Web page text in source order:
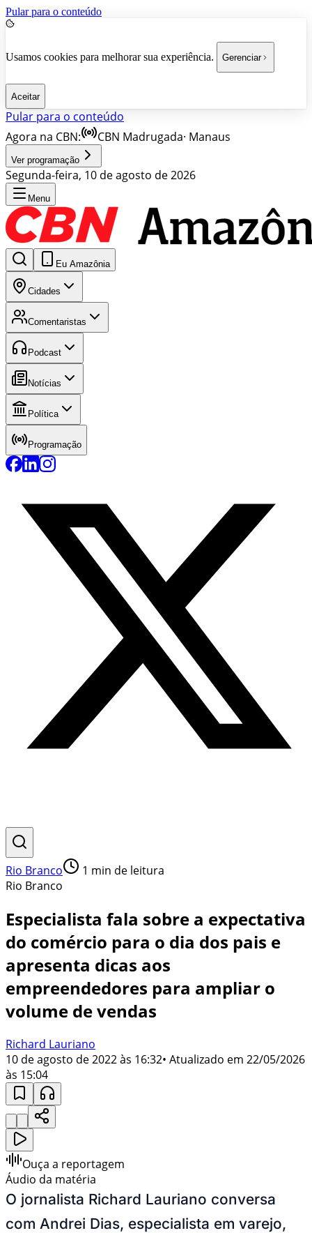
Pular para o conteúdo
Usamos cookies para melhorar sua experiência. Gerenciar
Aceitar
Pular para o conteúdo
Agora na CBN:
CBN Madrugada· Manaus
Ver programação
Segunda-feira, 10 de agosto de 2026
Menu
Eu Amazônia
Cidades
Comentaristas
Podcast
Notícias
Política
Programação
Rio Branco 1 min de leitura
Rio Branco
Especialista fala sobre a expectativa
do comércio para o dia dos pais e
apresenta dicas aos
empreendedores para ampliar o
volume de vendas
Richard Lauriano
10 de agosto de 2022 às 16:32• Atualizado em 22/05/2026
às 15:04
Ouça a reportagem
Áudio da matéria
O jornalista Richard Lauriano conversa
com Andrei Dias, especialista em varejo,